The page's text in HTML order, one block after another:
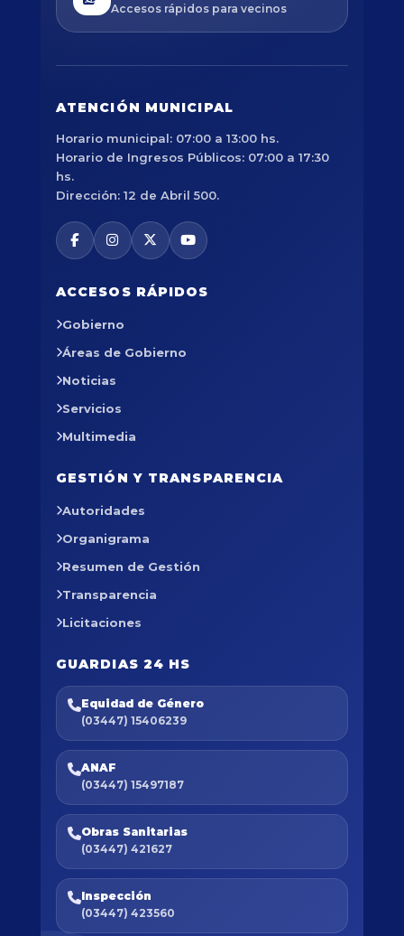
Accesos rápidos para vecinos
ATENCIÓN MUNICIPAL
Horario municipal: 07:00 a 13:00 hs.
Horario de Ingresos Públicos: 07:00 a 17:30
hs.
Dirección: 12 de Abril 500.
ACCESOS RÁPIDOS
Gobierno
Áreas de Gobierno
Noticias
Servicios
Multimedia
GESTIÓN Y TRANSPARENCIA
Autoridades
Organigrama
Resumen de Gestión
Transparencia
Licitaciones
GUARDIAS 24 HS
Equidad de Género
(03447) 15406239
ANAF
(03447) 15497187
Obras Sanitarias
(03447) 421627
Inspección
(03447) 423560